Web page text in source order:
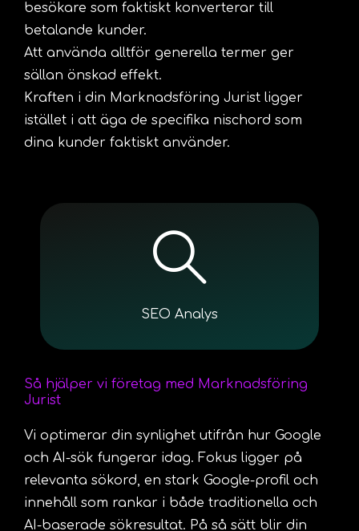
besökare som faktiskt konverterar till
betalande kunder.
Att använda alltför generella termer ger
sällan önskad effekt.
Kraften i din Marknadsföring Jurist ligger
istället i att äga de specifika nischord som
dina kunder faktiskt använder.
SEO Analys
Så hjälper vi företag med Marknadsföring
Jurist
Vi optimerar din synlighet utifrån hur Google
och AI-sök fungerar idag. Fokus ligger på
relevanta sökord, en stark Google-profil och
innehåll som rankar i både traditionella och
AI-baserade sökresultat. På så sätt blir din